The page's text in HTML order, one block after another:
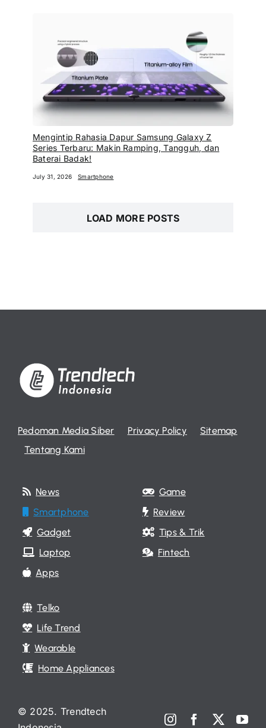
Mengintip Rahasia Dapur Samsung Galaxy Z
Series Terbaru: Makin Ramping, Tangguh, dan
Baterai Badak!
July 31, 2026 Smartphone
LOAD MORE POSTS
Pedoman Media Siber Privacy Policy
Sitemap
Tentang Kami
News
Smartphone
Gadget
Laptop
Apps
Game
Review
Tips & Trik
Fintech
Telko
Life Trend
Wearable
Home Appliances
© 2025. Trendtech